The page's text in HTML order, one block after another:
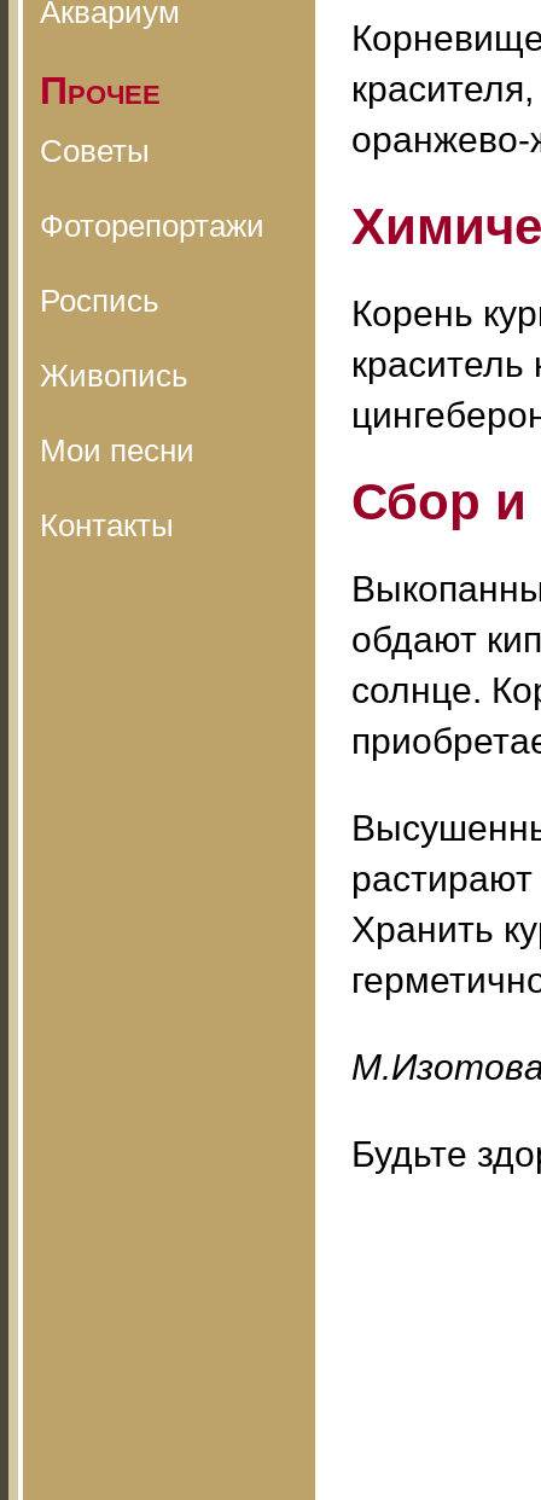
Аквариум
Прочее
Советы
Фоторепортажи
Роспись
Живопись
Мои песни
Контакты
оранжево-
Корень
Сбор и
обдают
солнце.
Хранить
Будьте